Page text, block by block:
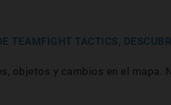
TEAMFIGHT TACTICS,
objetos y cambios en el mapa.